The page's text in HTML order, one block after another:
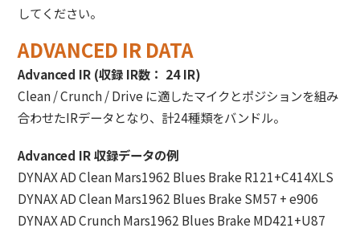
してください。
ADVANCED IR DATA
Advanced IR (収録 IR数： 24 IR)
Clean / Crunch / Drive に適したマイクとポジションを組み
合わせたIRデータとなり、計24種類をバンドル。
Advanced IR 収録データの例
DYNAX AD Clean Mars1962 Blues Brake R121+C414XLS
DYNAX AD Clean Mars1962 Blues Brake SM57 + e906
DYNAX AD Crunch Mars1962 Blues Brake MD421+U87